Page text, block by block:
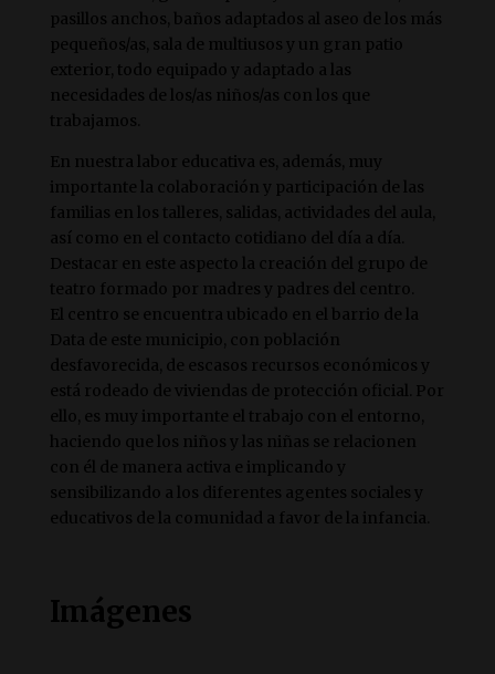
pasillos anchos, baños adaptados al aseo de los más
pequeños/as, sala de multiusos y un gran patio
exterior, todo equipado y adaptado a las
necesidades de los/as niños/as con los que
trabajamos.
En nuestra labor educativa es, además, muy
importante la colaboración y participación de las
familias en los talleres, salidas, actividades del aula,
así como en el contacto cotidiano del día a día.
Destacar en este aspecto la creación del grupo de
teatro formado por madres y padres del centro.
El centro se encuentra ubicado en el barrio de la
Data de este municipio, con población
desfavorecida, de escasos recursos económicos y
está rodeado de viviendas de protección oficial. Por
ello, es muy importante el trabajo con el entorno,
haciendo que los niños y las niñas se relacionen
con él de manera activa e implicando y
sensibilizando a los diferentes agentes sociales y
educativos de la comunidad a favor de la infancia.
Imágenes